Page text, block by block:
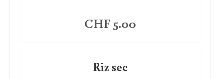
CHF 5.00
Riz sec